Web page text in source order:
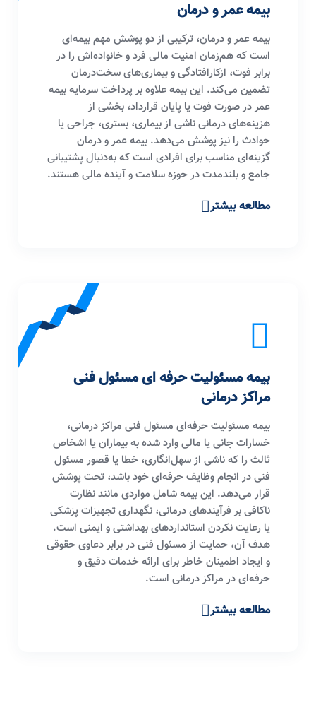
بیمه عمر و درمان
بیمه عمر و درمان، ترکیبی از دو پوشش مهم بیمه‌ای
است که هم‌زمان امنیت مالی فرد و خانواده‌اش را در
برابر فوت، ازکارافتادگی و بیماری‌های سخت‌درمان
تضمین می‌کند. این بیمه علاوه بر پرداخت سرمایه بیمه
عمر در صورت فوت یا پایان قرارداد، بخشی از
هزینه‌های درمانی ناشی از بیماری، بستری، جراحی یا
حوادث را نیز پوشش می‌دهد. بیمه عمر و درمان
گزینه‌ای مناسب برای افرادی است که به‌دنبال پشتیبانی
جامع و بلندمدت در حوزه سلامت و آینده مالی هستند.
مطالعه بیشتر
بیمه مسئولیت حرفه ای مسئول فنی
مراکز درمانی
بیمه مسئولیت حرفه‌ای مسئول فنی مراکز درمانی،
خسارات جانی یا مالی وارد شده به بیماران یا اشخاص
ثالث را که ناشی از سهل‌انگاری، خطا یا قصور مسئول
فنی در انجام وظایف حرفه‌ای خود باشد، تحت پوشش
قرار می‌دهد. این بیمه شامل مواردی مانند نظارت
ناکافی بر فرآیندهای درمانی، نگهداری تجهیزات پزشکی
یا رعایت نکردن استانداردهای بهداشتی و ایمنی است.
هدف آن، حمایت از مسئول فنی در برابر دعاوی حقوقی
و ایجاد اطمینان خاطر برای ارائه خدمات دقیق و
حرفه‌ای در مراکز درمانی است.
مطالعه بیشتر